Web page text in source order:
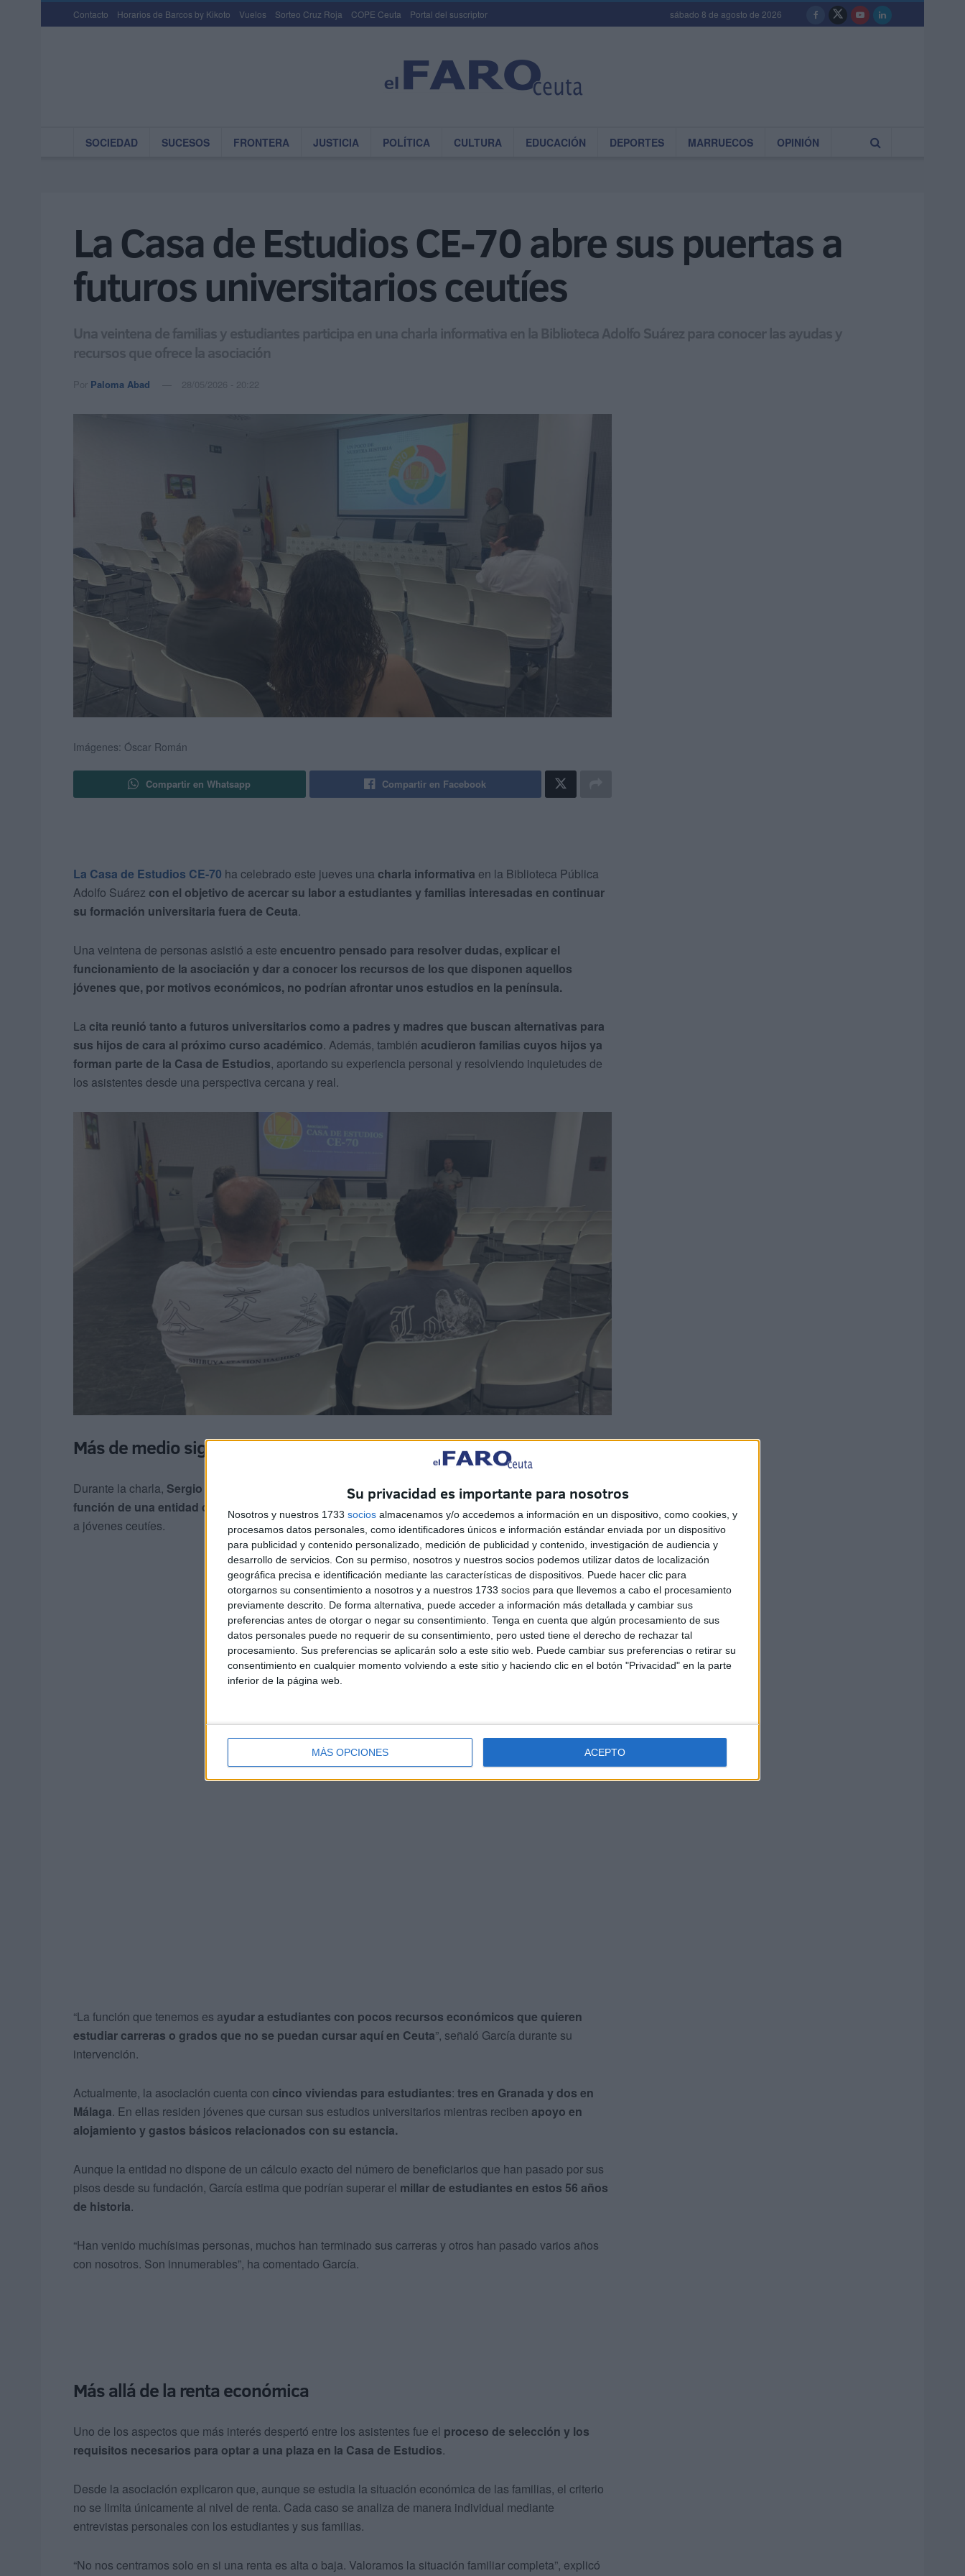
Su privacidad es importante para nosotros
Nosotros y nuestros 1733 socios almacenamos y/o accedemos a información en un dispositivo, como cookies, y
procesamos datos personales, como identificadores únicos e información estándar enviada por un dispositivo
para publicidad y contenido personalizado, medición de publicidad y contenido, investigación de audiencia y
desarrollo de servicios. Con su permiso, nosotros y nuestros socios podemos utilizar datos de localización
geográfica precisa e identificación mediante las características de dispositivos. Puede hacer clic para
otorgarnos su consentimiento a nosotros y a nuestros 1733 socios para que llevemos a cabo el procesamiento
previamente descrito. De forma alternativa, puede acceder a información más detallada y cambiar sus
preferencias antes de otorgar o negar su consentimiento. Tenga en cuenta que algún procesamiento de sus
datos personales puede no requerir de su consentimiento, pero usted tiene el derecho de rechazar tal
procesamiento. Sus preferencias se aplicarán solo a este sitio web. Puede cambiar sus preferencias o retirar su
consentimiento en cualquier momento volviendo a este sitio y haciendo clic en el botón "Privacidad" en la parte
inferior de la página web.
MÁS OPCIONES ACEPTO
Contacto Horarios de Barcos by Kikoto Vuelos Sorteo Cruz Roja COPE Ceuta Portal del suscriptor sábado 8 de agosto de 2026
SOCIEDAD SUCESOS FRONTERA JUSTICIA POLÍTICA CULTURA EDUCACIÓN DEPORTES MARRUECOS OPINIÓN
La Casa de Estudios CE-70 abre sus puertas a
futuros universitarios ceutíes
Una veintena de familias y estudiantes participa en una charla informativa en la Biblioteca Adolfo Suárez para conocer las ayudas y
recursos que ofrece la asociación
Por Paloma Abad 28/05/2026 - 20:22
Imágenes: Óscar Román
Compartir en Whatsapp Compartir en Facebook
La Casa de Estudios CE-70 ha celebrado este jueves una charla informativa en la Biblioteca Pública
Adolfo Suárez con el objetivo de acercar su labor a estudiantes y familias interesadas en continuar
su formación universitaria fuera de Ceuta.
Una veintena de personas asistió a este encuentro pensado para resolver dudas, explicar el
funcionamiento de la asociación y dar a conocer los recursos de los que disponen aquellos
jóvenes que, por motivos económicos, no podrían afrontar unos estudios en la península.
La cita reunió tanto a futuros universitarios como a padres y madres que buscan alternativas para
sus hijos de cara al próximo curso académico. Además, también acudieron familias cuyos hijos ya
forman parte de la Casa de Estudios, aportando su experiencia personal y resolviendo inquietudes de
los asistentes desde una perspectiva cercana y real.
Más de medio siglo ayudando a estudiantes
Durante la charla, Sergio García, resposanble de la Casa de Estudios CE-70, explicó el origen y la
función de una entidad que lleva más de cinco décadas
facilitando el acceso a la educación superior
a jóvenes ceutíes.
“La función que tenemos es ayudar a estudiantes con pocos recursos económicos que quieren
estudiar carreras o grados que no se puedan cursar aquí en Ceuta”, señaló García durante su
intervención.
Actualmente, la asociación cuenta con cinco viviendas para estudiantes: tres en Granada y dos en
Málaga. En ellas residen jóvenes que cursan sus estudios universitarios mientras reciben apoyo en
alojamiento y gastos básicos relacionados con su estancia.
Aunque la entidad no dispone de un cálculo exacto del número de beneficiarios que han pasado por sus
pisos desde su fundación, García estima que podrían superar el millar de estudiantes en estos 56 años
de historia.
“Han venido muchísimas personas, muchos han terminado sus carreras y otros han pasado varios años
con nosotros. Son innumerables”, ha comentado García.
Más allá de la renta económica
Uno de los aspectos que más interés despertó entre los asistentes fue el proceso de selección y los
requisitos necesarios para optar a una plaza en la Casa de Estudios.
Desde la asociación explicaron que, aunque se estudia la situación económica de las familias, el criterio
no se limita únicamente al nivel de renta. Cada caso se analiza de manera individual mediante
entrevistas personales con los estudiantes y sus familias.
“No nos centramos solo en si una renta es alta o baja. Valoramos la situación familiar completa”, explicó